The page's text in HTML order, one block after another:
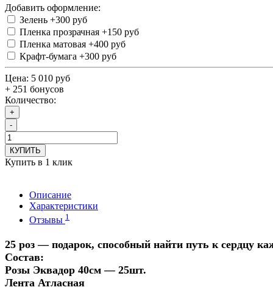
Добавить оформление:
Зелень +300 руб
Пленка прозрачная +150 руб
Пленка матовая +400 руб
Крафт-бумага +300 руб
Цена: 5 010 руб
+ 251 бонусов
Количество:
+
-
КУПИТЬ
Купить в 1 клик
Описание
Характеристики
Отзывы 1
25 роз — подарок, способный найти путь к сердцу
Состав:
Розы Эквадор 40см — 25шт.
Лента Атласная